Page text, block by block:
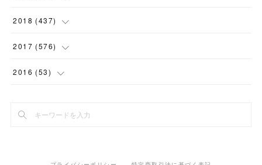
(2)
( 1 )
(3)
(1)
(9)
(19)
(11)
(12)
(22
(17)
(14)
(27)
(22
(32)
2018 (437)
(23)
(24
( 14)
2017 (576)
(44
44)
2016 (53)
20)